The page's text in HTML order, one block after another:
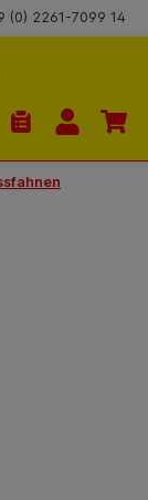
(0) 2261-7099 14
Du hast 0